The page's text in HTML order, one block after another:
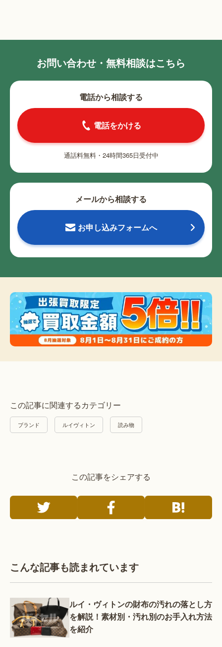
お問い合わせ・無料相談はこちら
電話から相談する
電話をかける
通話料無料・24時間365日受付中
メールから相談する
お申し込みフォームへ
この記事に関連するカテゴリー
ブランド ルイヴィトン 読み物
この記事をシェアする
こんな記事も読まれています
ルイ・ヴィトンの財布の汚れの落とし方
を解説！素材別・汚れ別のお手入れ方法
を紹介